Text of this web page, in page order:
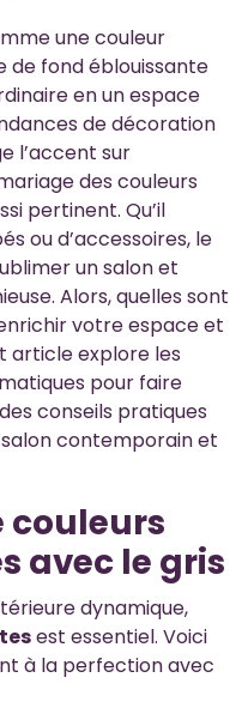
une couleur
de fond éblouissante
en un espace
de décoration
l’accent sur
des couleurs
pertinent. Qu’il
ou d’accessoires, le
un salon et
Alors, quelles sont
votre espace et
article explore les
pour faire
conseils pratiques
contemporain et
couleurs
avec le gris
dynamique,
est essentiel. Voici
à la perfection avec